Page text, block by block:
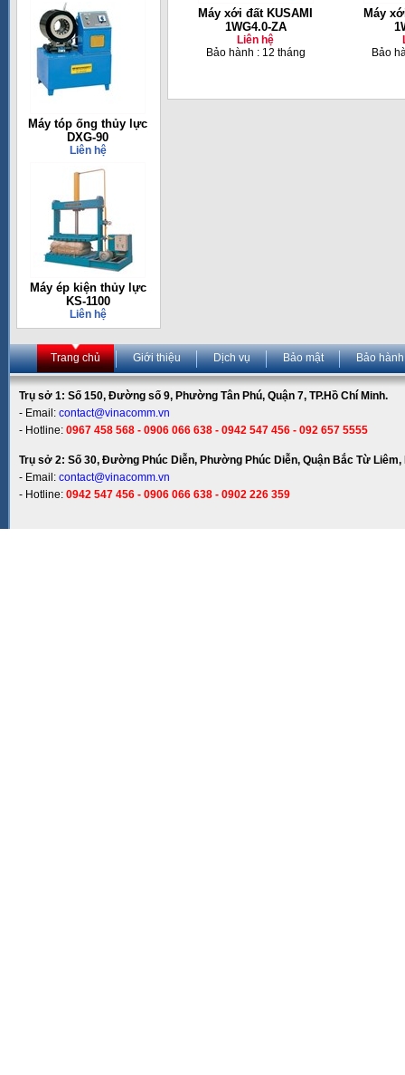
Máy tóp ống thủy lực
DXG-90
Liên hệ
Máy ép kiện thủy lực
KS-1100
Liên hệ
Máy xới đất KUSAMI
1WG4.0-ZA
Liên hệ
Bảo hành : 12 tháng
Máy
Bảo
Trang chủ Giới thiệu Dịch vụ Bảo mật Bảo hành
Trụ sở 1: Số 150, Đường số 9, Phường Tân Phú, Quận 7, TP.Hồ Chí Minh.
- Email: contact@vinacomm.vn
- Hotline: 0967 458 568 - 0906 066 638 - 0942 547 456 - 092 657 5555
Trụ sở 2: Số 30, Đường Phúc Diễn, Phường Phúc Diễn, Quận Bắc Từ Liêm,
- Email: contact@vinacomm.vn
- Hotline: 0942 547 456 - 0906 066 638 - 0902 226 359